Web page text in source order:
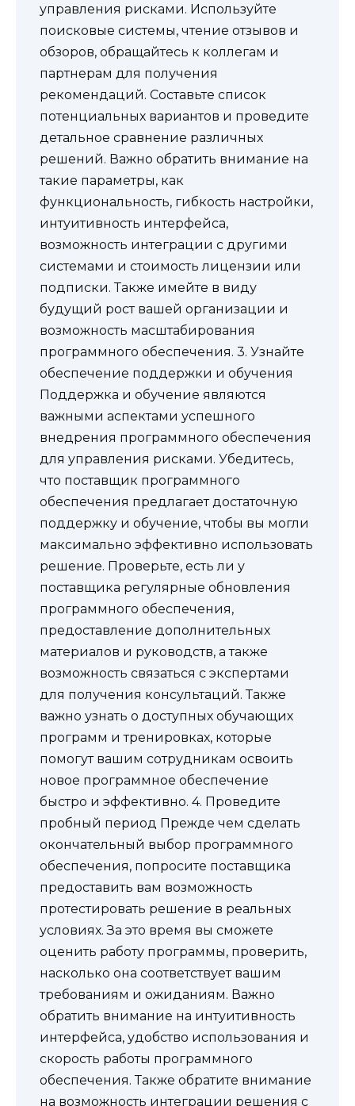
управления рисками. Используйте
поисковые системы, чтение отзывов и
обзоров, обращайтесь к коллегам и
партнерам для получения
рекомендаций. Составьте список
потенциальных вариантов и проведите
детальное сравнение различных
решений. Важно обратить внимание на
такие параметры, как
функциональность, гибкость настройки,
интуитивность интерфейса,
возможность интеграции с другими
системами и стоимость лицензии или
подписки. Также имейте в виду
будущий рост вашей организации и
возможность масштабирования
программного обеспечения. 3. Узнайте
обеспечение поддержки и обучения
Поддержка и обучение являются
важными аспектами успешного
внедрения программного обеспечения
для управления рисками. Убедитесь,
что поставщик программного
обеспечения предлагает достаточную
поддержку и обучение, чтобы вы могли
максимально эффективно использовать
решение. Проверьте, есть ли у
поставщика регулярные обновления
программного обеспечения,
предоставление дополнительных
материалов и руководств, а также
возможность связаться с экспертами
для получения консультаций. Также
важно узнать о доступных обучающих
программ и тренировках, которые
помогут вашим сотрудникам освоить
новое программное обеспечение
быстро и эффективно. 4. Проведите
пробный период Прежде чем сделать
окончательный выбор программного
обеспечения, попросите поставщика
предоставить вам возможность
протестировать решение в реальных
условиях. За это время вы сможете
оценить работу программы, проверить,
насколько она соответствует вашим
требованиям и ожиданиям. Важно
обратить внимание на интуитивность
интерфейса, удобство использования и
скорость работы программного
обеспечения. Также обратите внимание
на возможность интеграции решения с